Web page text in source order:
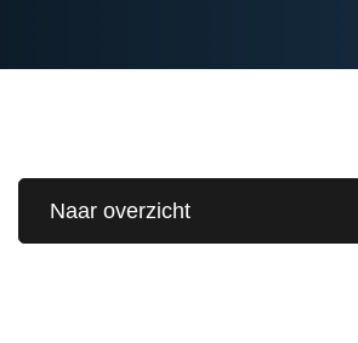
Naar overzicht